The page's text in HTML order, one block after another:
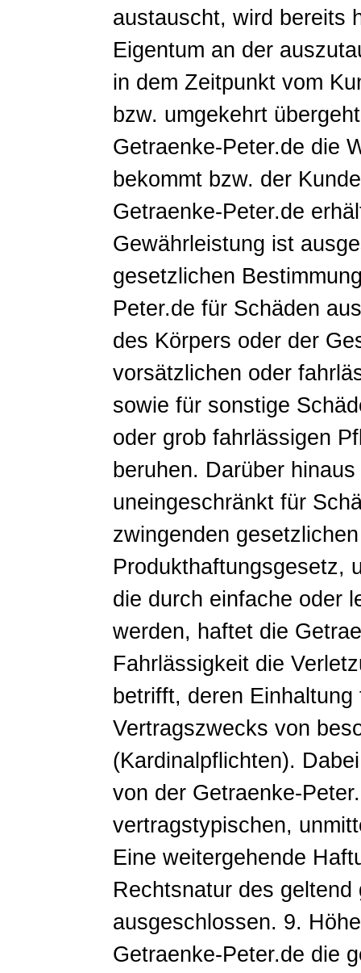
austauscht, wird bereits
Eigentum an der
in dem Zeitpunkt vom
bzw. umgekehrt
Getraenke-Peter.de die
bekommt bzw. der
Getraenke-Peter.de
Gewährleistung ist
gesetzlichen
Peter.de für Schäden
des Körpers oder der
vorsätzlichen oder
sowie für sonstige
oder grob fahrlässigen
beruhen. Darüber
uneingeschränkt für
zwingenden
Produkthaftungsgesetz,
die durch einfache oder
werden, haftet die
Fahrlässigkeit die
betrifft, deren
Vertragszwecks von
(Kardinalpflichten).
von der Getraenke-
vertragstypischen,
Eine weitergehende
Rechtsnatur des
ausgeschlossen. 9.
Getraenke-Peter.de die